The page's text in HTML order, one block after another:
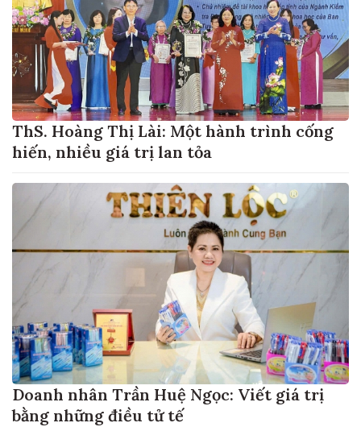
ThS. Hoàng Thị Lài: Một hành trình cống
hiến, nhiều giá trị lan tỏa
Doanh nhân Trần Huệ Ngọc: Viết giá trị
bằng những điều tử tế